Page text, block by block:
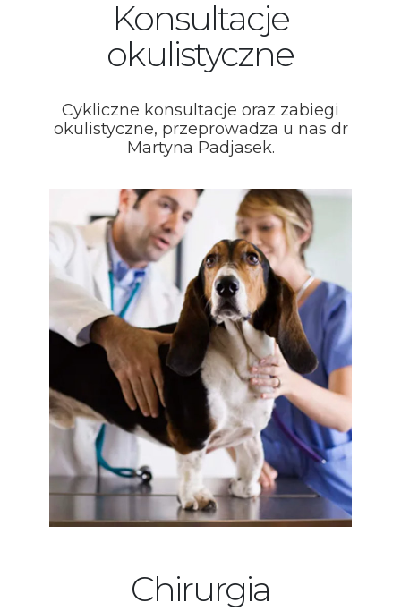
Konsultacje
okulistyczne
Cykliczne konsultacje oraz zabiegi
okulistyczne, przeprowadza u nas dr
Martyna Padjasek.
Chirurgia